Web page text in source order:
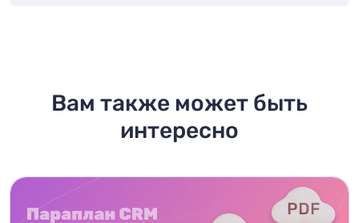
Вам также может быть
интересно